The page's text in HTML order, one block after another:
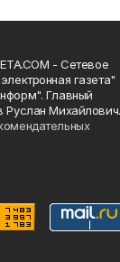
- Сетевое
газета"
Главный
Руслан Михайлович.